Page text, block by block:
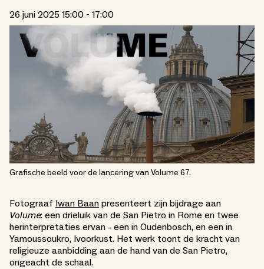
26 juni 2025 15:00 - 17:00
Grafische beeld voor de lancering van Volume 67.
Fotograaf Iwan Baan presenteert zijn bijdrage aan
Volume: een drieluik van de San Pietro in Rome en twee
herinterpretaties ervan - een in Oudenbosch, en een in
Yamoussoukro, Ivoorkust. Het werk toont de kracht van
religieuze aanbidding aan de hand van de San Pietro,
ongeacht de schaal.